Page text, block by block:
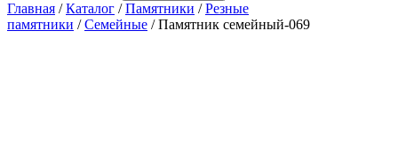
Главная /Каталог /Памятники /Резные
памятники /Семейные / Памятник семейный-069